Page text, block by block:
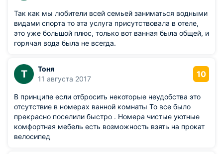
Так как мы любители всей семьей заниматься водными
видами спорта то эта услуга присутствовала в отеле,
это уже большой плюс, только вот ванная была общей, и
горячая вода была не всегда.
Т
Тоня
11 августа 2017
10
В принципе если отбросить некоторые неудобства это
отсутствие в номерах ванной комнаты То все было
прекрасно поселили быстро . Номера чистые уютные
комфортная мебель есть возможность взять на прокат
велосипед